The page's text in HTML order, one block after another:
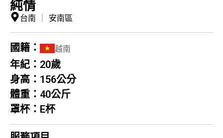
純情
台南 安南區
國籍： 越南
年紀： 20歲
身高： 156公分
體重： 40公斤
罩杯： E杯